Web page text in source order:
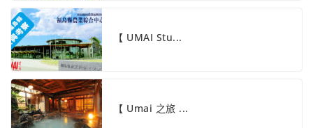
【 UMAI Stu...
【 Umai 之旅 ...